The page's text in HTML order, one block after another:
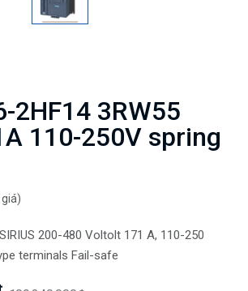
2HF14 3RW55
110-250V spring
200-480 Voltolt 171 A, 110-250
terminals Fail-safe